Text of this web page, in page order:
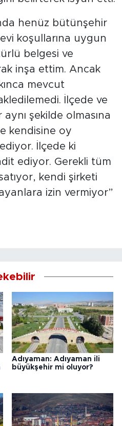
henüz bütünşehir
koşullarına uygun
belgesi ve
inşa ettim. Ancak
mevcut
İlçede ve
şekilde olmasına
kendisine oy
İlçede ki
ediyor. Gerekli tüm
kendi şirketi
izin vermiyor”
Adıyaman: Adıyaman ili
büyükşehir mi oluyor?